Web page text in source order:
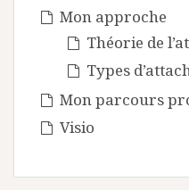
Mon approche
Théorie de
Types
Mon parcours
Visio